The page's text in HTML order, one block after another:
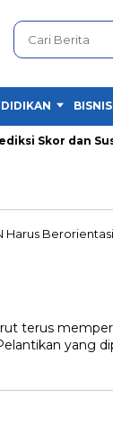
BISNIS
Skor dan
terus
yang